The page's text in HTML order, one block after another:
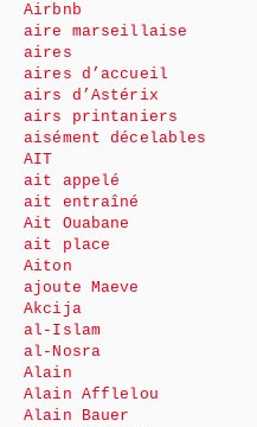
Airbnb
aire marseillaise
aires
aires d’accueil
airs d’Astérix
airs printaniers
aisément décelables
AIT
ait appelé
ait entraîné
Ait Ouabane
ait place
Aiton
ajoute Maeve
Akcija
al-Islam
al-Nosra
Alain
Alain Afflelou
Alain Bauer